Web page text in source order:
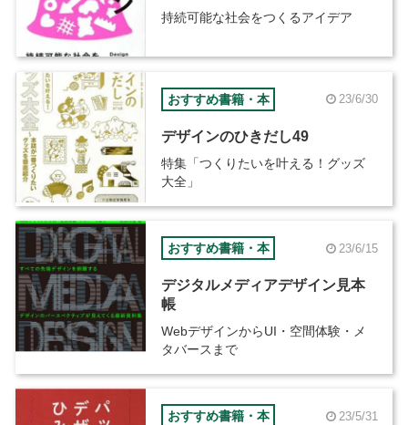
持続可能な社会をつくるアイデア
おすすめ書籍・本 23/6/30
デザインのひきだし49
特集「つくりたいを叶える！グッズ
大全」
おすすめ書籍・本 23/6/15
デジタルメディアデザイン見本
帳
WebデザインからUI・空間体験・メ
タバースまで
おすすめ書籍・本 23/5/31